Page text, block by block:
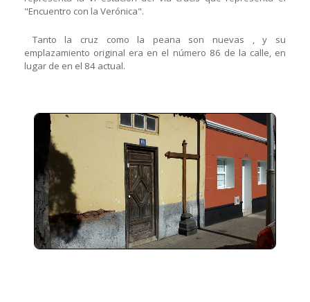
"Encuentro con la Verónica".
Tanto la cruz como la peana son nuevas , y su
emplazamiento original era en el número 86 de la calle, en
lugar de en el 84 actual.